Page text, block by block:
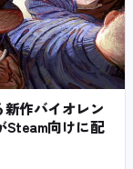
新作バイオレン
Steam向けに配